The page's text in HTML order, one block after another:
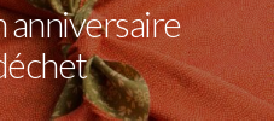
anniversaire